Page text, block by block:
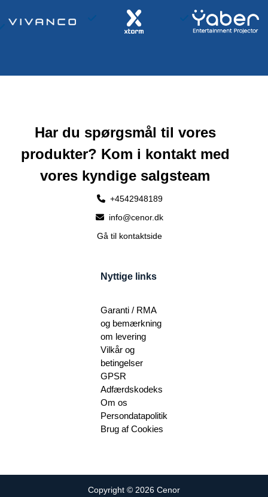
Har du spørgsmål til vores
produkter? Kom i kontakt med
vores kyndige salgsteam
+4542948189
info@cenor.dk
Gå til kontaktside
Nyttige links
Garanti / RMA
og bemærkning
om levering
Vilkår og
betingelser
GPSR
Adfærdskodeks
Om os
Persondatapolitik
Brug af Cookies
Copyright © 2026 Cenor